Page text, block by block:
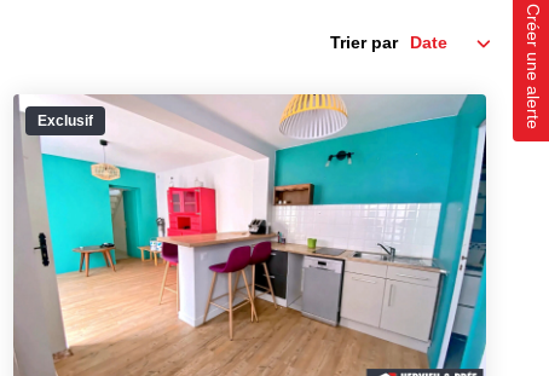
Créer une alerte
Trier par
Exclusif